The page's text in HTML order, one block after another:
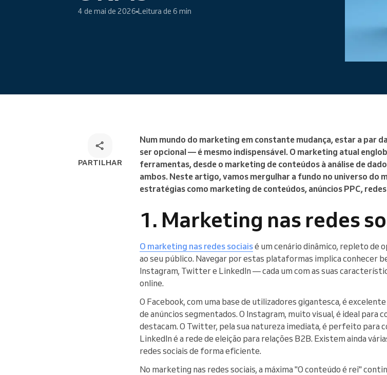
Marcações online
4 de mai de 2026 Leitura de 6 min
PARTILHAR
Num mundo do marketing em constante mudança, estar a par
ser opcional — é mesmo indispensável. O marketing atual
ferramentas, desde o marketing de conteúdos à análise de
ambos. Neste artigo, vamos mergulhar a fundo no universo do
estratégias como marketing de conteúdos, anúncios PPC,
1. Marketing nas redes
O marketing nas redes sociaisé um cenário dinâmico, repleto de
ao seu público. Navegar por estas plataformas implica conhecer
Instagram, Twitter e LinkedIn — cada um com as suas
online.
O Facebook, com uma base de utilizadores gigantesca, é
de anúncios segmentados. O Instagram, muito visual, é ideal para
destacam. O Twitter, pela sua natureza imediata, é perfeito para
LinkedIn é a rede de eleição para relações B2B. Existem ainda
redes sociais de forma eficiente.
No marketing nas redes sociais, a máxima "O conteúdo é rei"